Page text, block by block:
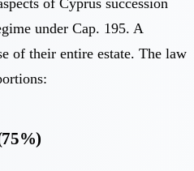
of Cyprus succession
under Cap. 195. A
of their entire estate. The law